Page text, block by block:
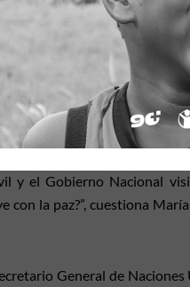
de la Convención
armados no deben
posibles para impedir
desde 1990 hasta
y estiman que pueden ser
reclutado fuera tu hijo?.
y el Gobierno Nacional
con la paz?”, cuestiona
General de